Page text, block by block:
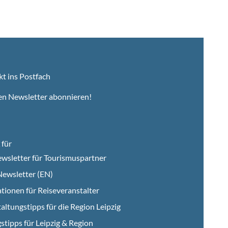
ins Postfach
Newsletter abonnieren!
für
für Tourismuspartner
(EN)
für Reiseveranstalter
für die Region Leipzig
für Leipzig & Region